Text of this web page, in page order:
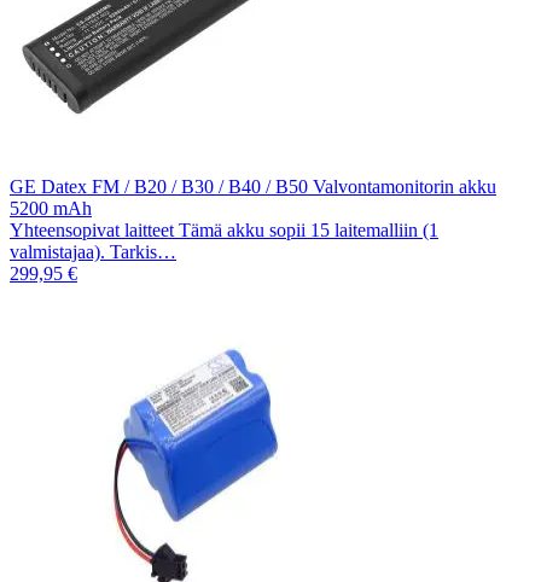
GE Datex FM / B20 / B30 / B40 / B50 Valvontamonitorin akku
5200 mAh
Yhteensopivat laitteet Tämä akku sopii 15 laitemalliin (1
valmistajaa). Tarkis…
299,95 €